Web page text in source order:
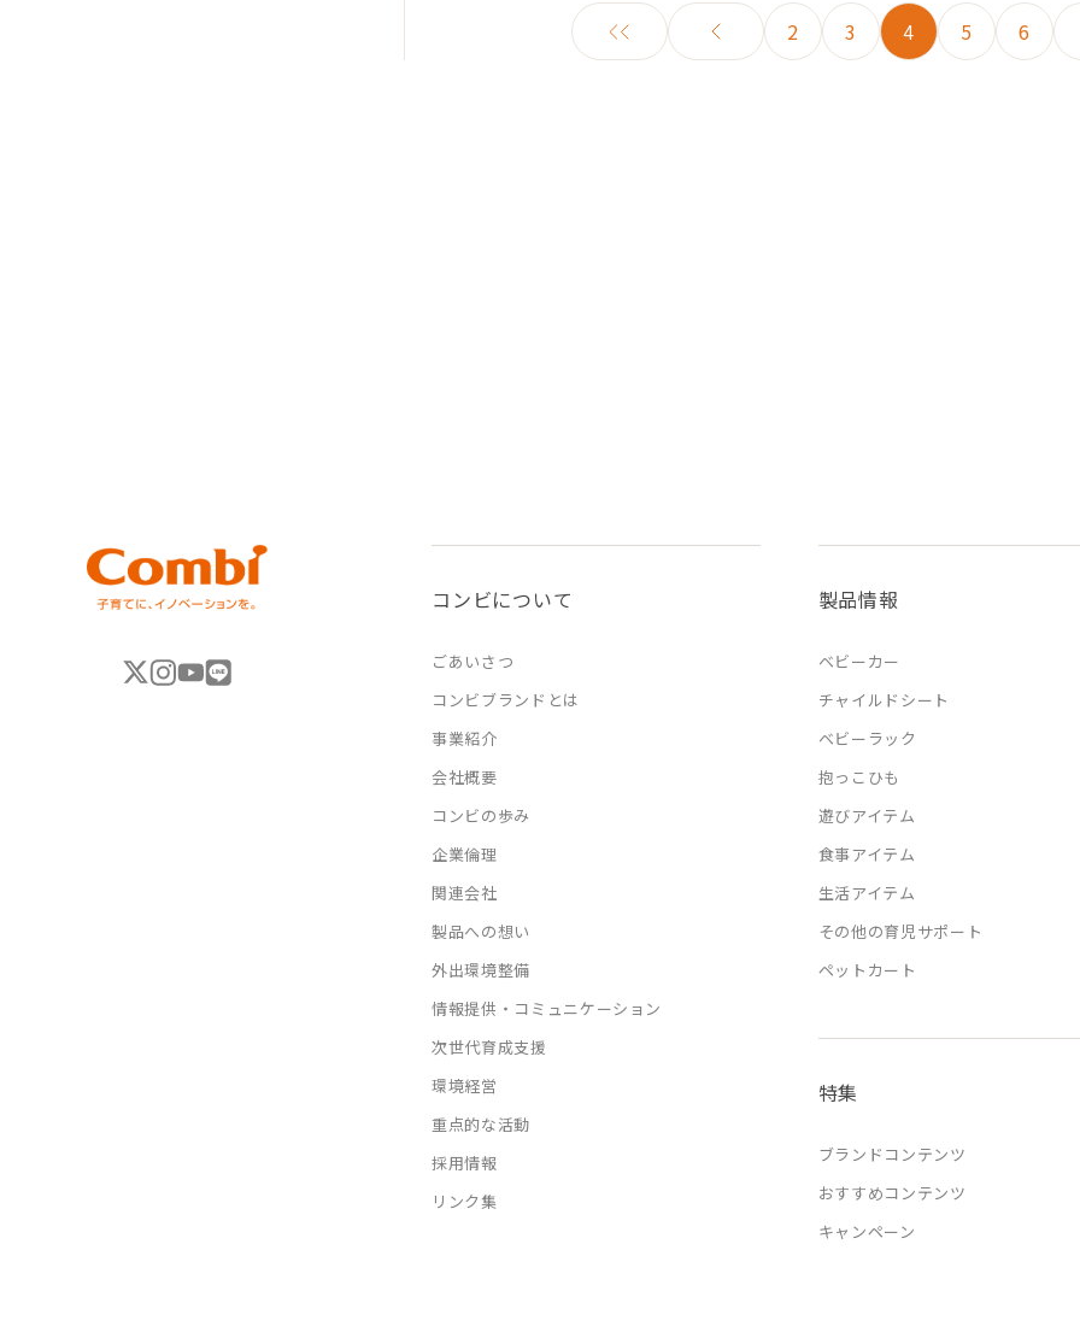
2 3 4 5 6
コンビについて
ごあいさつ
コンビブランドとは
事業紹介
会社概要
コンビの歩み
企業倫理
関連会社
製品への想い
外出環境整備
情報提供・コミュニケーション
次世代育成支援
環境経営
重点的な活動
採用情報
リンク集
製品情報
ベビーカー
チャイルドシート
ベビーラック
抱っこひも
遊びアイテム
食事アイテム
生活アイテム
その他の育児サポート
ペットカート
特集
ブランドコンテンツ
おすすめコンテンツ
キャンペーン